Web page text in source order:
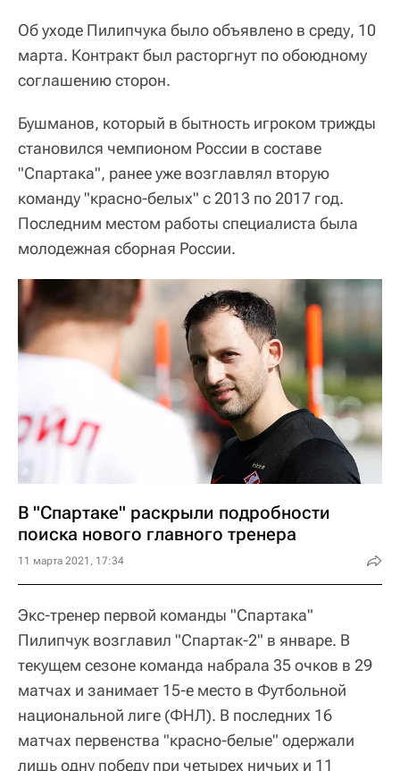
Об уходе Пилипчука было объявлено в среду, 10
марта. Контракт был расторгнут по обоюдному
соглашению сторон.
Бушманов, который в бытность игроком трижды
становился чемпионом России в составе
"Спартака", ранее уже возглавлял вторую
команду "красно-белых" с 2013 по 2017 год.
Последним местом работы специалиста была
молодежная сборная России.
В "Спартаке" раскрыли подробности
поиска нового главного тренера
11 марта 2021, 17:34
Экс-тренер первой команды "Спартака"
Пилипчук возглавил "Спартак-2" в январе. В
текущем сезоне команда набрала 35 очков в 29
матчах и занимает 15-е место в Футбольной
национальной лиге (ФНЛ). В последних 16
матчах первенства "красно-белые" одержали
лишь одну победу при четырех ничьих и 11